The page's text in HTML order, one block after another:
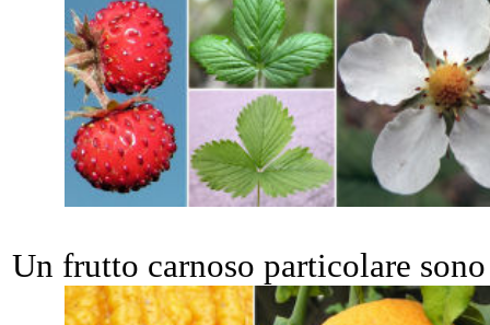
Un frutto carnoso particolare